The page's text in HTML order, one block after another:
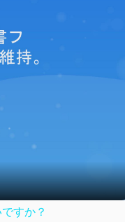
すか？